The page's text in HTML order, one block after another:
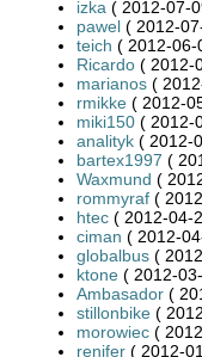
izka ( 2012-07-
pawel ( 2012-
teich ( 2012-06-
Ricardo ( 2012-
marianos (
rmikke ( 2012-
miki150 ( 2012-
analityk ( 2012-
bartex1997 (
Waxmund (
rommyraf (
htec ( 2012-04-
ciman ( 2012-
globalbus (
ktone ( 2012-
Ambasador (
stillonbike (
morowiec (
renifer ( 2012-